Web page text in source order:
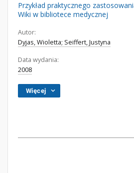
Przykład praktycznego
Wiki w bibliotece medycznej
Autor:
Dyjas, Wioletta; Seiffert, Justyna
Data wydania:
2008
Więcej